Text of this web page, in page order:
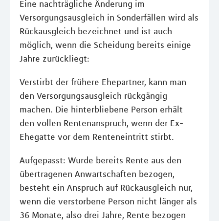
Eine nachträgliche Änderung im
Versorgungsausgleich in Sonderfällen wird als
Rückausgleich bezeichnet und ist auch
möglich, wenn die Scheidung bereits einige
Jahre zurückliegt:
Verstirbt der frühere Ehepartner, kann man
den Versorgungsausgleich rückgängig
machen. Die hinterbliebene Person erhält
den vollen Rentenanspruch, wenn der Ex-
Ehegatte vor dem Renteneintritt stirbt.
Aufgepasst: Wurde bereits Rente aus den
übertragenen Anwartschaften bezogen,
besteht ein Anspruch auf Rückausgleich nur,
wenn die verstorbene Person nicht länger als
36 Monate, also drei Jahre, Rente bezogen